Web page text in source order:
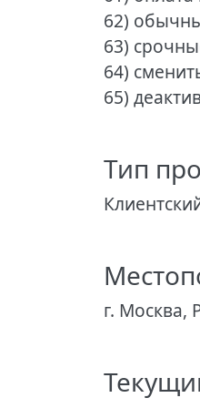
62)
63)
64)
65)
Тип
г. Москва,